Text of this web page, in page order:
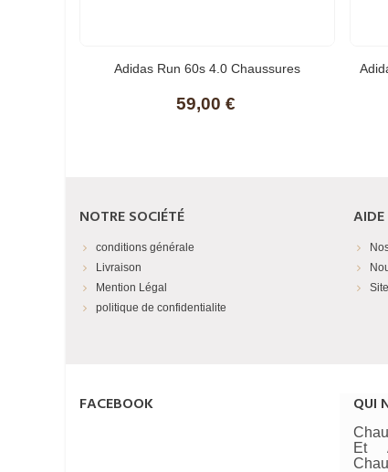
Adidas Run 60s 4.0 Chaussures
59,00 €
NOTRE SOCIÉTÉ
conditions générale
Livraison
Mention Légal
politique de confidentialite
AIDE
FACEBOOK QUI
Et